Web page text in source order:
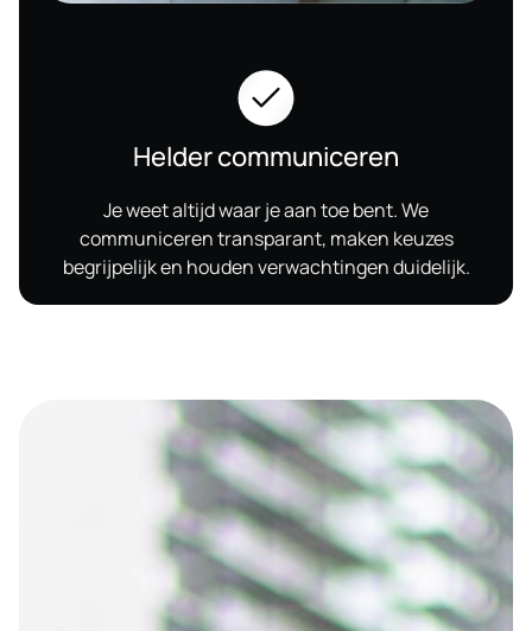
Helder communiceren
Je weet altijd waar je aan toe bent. We
communiceren transparant, maken keuzes
begrijpelijk en houden verwachtingen duidelijk.